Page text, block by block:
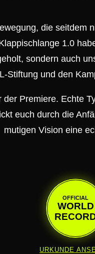
die seitdem
1.0
sondern auch
Stiftung und den
Premiere. Echte
euch durch die
mutigen Vision eine
OFFICIAL
WORLD
URKUNDE